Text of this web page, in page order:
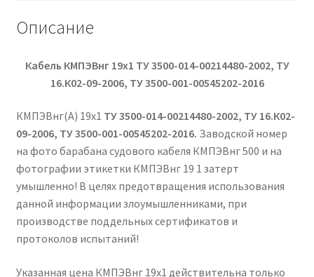
Описание
Кабель КМПЭВнг 19х1 ТУ 3500-014-00214480-2002, ТУ
16.К02-09-2006, ТУ 3500-001-00545202-2016
КМПЭВнг(А) 19х1 ТУ 3500-014-00214480-2002, ТУ 16.К02-
09-2006, ТУ 3500-001-00545202-2016. Заводской номер
на фото барабана судового кабеля КМПЭВнг 500 и на
фотографии этикетки КМПЭВнг 19 1 затерт
умышленно! В целях предотвращения использования
данной информации злоумышленниками, при
производстве поддельных сертификатов и
протоколов испытаний!
Указанная цена КМПЭВнг 19х1 действительна только